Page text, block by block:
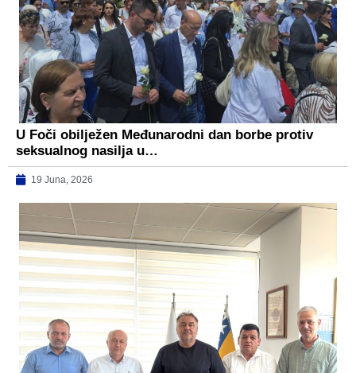
U Foči obilježen Međunarodni dan borbe protiv
seksualnog nasilja u…
19 Juna, 2026